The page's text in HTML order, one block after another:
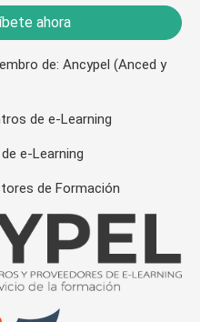
ahora
de: Ancypel (Anced y
de e-Learning
e-Learning
de Formación